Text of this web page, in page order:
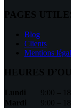
PAGES
Blog
Clients
Mentions
HEURES
Lundi
9:00 –
Mardi
9:00 –